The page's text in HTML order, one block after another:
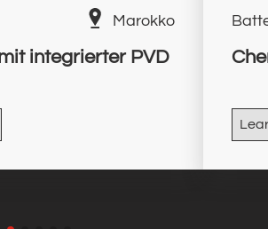
Marokko
integrierter PVD